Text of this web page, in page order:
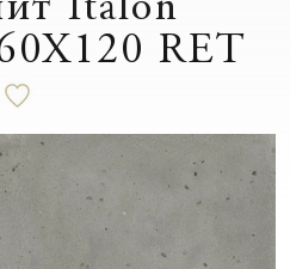
Italon
RET